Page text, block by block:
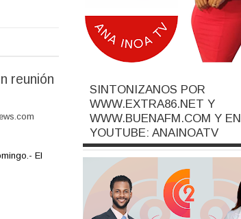
reunión
El
SINTONIZANOS POR
WWW.EXTRA86.NET Y
WWW.BUENAFM.COM Y EN
YOUTUBE: ANAINOATV